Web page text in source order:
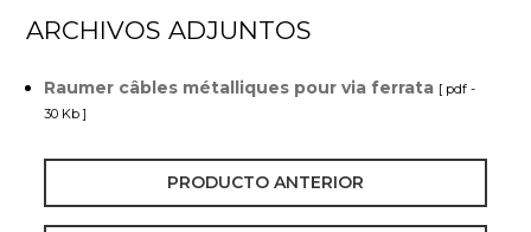
ARCHIVOS ADJUNTOS
Raumer câbles métalliques pour via ferrata [ pdf -
30 Kb ]
PRODUCTO ANTERIOR